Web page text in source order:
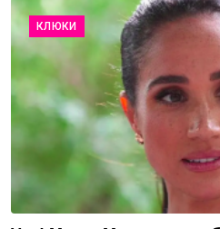
КЛЮКИ